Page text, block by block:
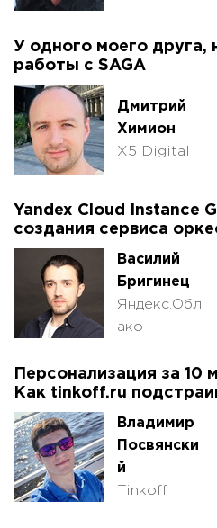
У одного моего друга,
работы с SAGA
Дмитрий
Химион
X5 Digital
Yandex Cloud Instance
создания сервиса
Василий
Бригинец
Яндекс.Обл
ако
Персонализация за 10
Как tinkoff.ru
Владимир
Посвянски
й
Tinkoff